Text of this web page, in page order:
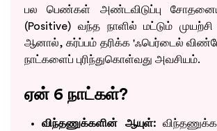
பல பெண்கள் அண்டவிடுப்பு
(Positive) வந்த நாளில் மட்டும்
ஆனால், கர்ப்பம் தரிக்க 'ஃபெர்டைல்
நாட்களைப் புரிந்துகொள்வது அவசியம்.
ஏன் 6 நாட்கள்?
விந்தணுக்களின் ஆயுள்: